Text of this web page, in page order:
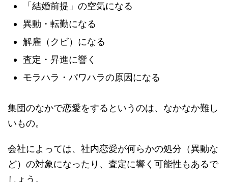
「結婚前提」の空気になる
異動・転勤になる
解雇（クビ）になる
査定・昇進に響く
モラハラ・パワハラの原因になる
集団のなかで恋愛をするというのは、なかなか難し
いもの。
会社によっては、社内恋愛が何らかの処分（異動な
ど）の対象になったり、査定に響く可能性もあるで
しょう。